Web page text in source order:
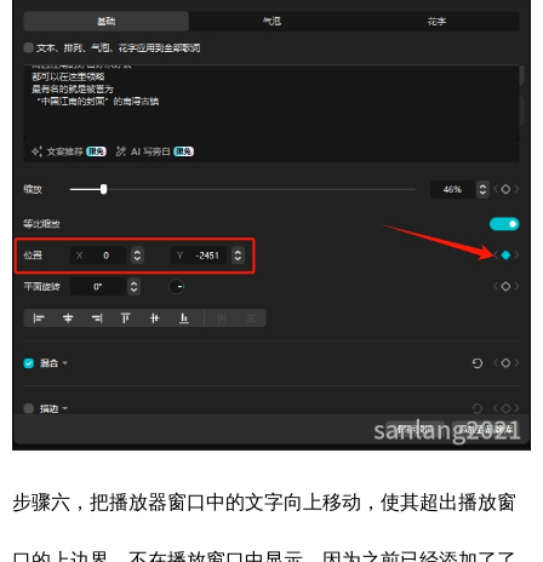
步骤六，把播放器窗口中的文字向上移动，使其超出播放窗